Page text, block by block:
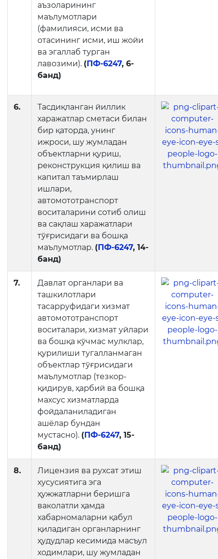
аъзоларининг
маълумотлари
(фамилияси, исми ва
отасининг исми, иш жойи
ва эгаллаб турган
лавозими). (ПФ-6247, 6-
банд)
6.
Тасдиқланган йиллик
харажатлар сметаси билан
бир қаторда, унинг
ижроси, шу жумладан
объектларни қуриш,
реконструкция қилиш ва
капитал таъмирлаш
ишлари,
автомототранспорт
воситаларини сотиб олиш
ва сақлаш харажатлари
тўғрисидаги ва бошқа
маълумотлар. (ПФ-6247, 14-
банд)
7.
Давлат органлари ва
ташкилотлари
тасарруфидаги хизмат
автомототранспорт
воситалари, хизмат уйлари
ва бошқа кўчмас мулклар,
қурилиши тугалланмаган
объектлар тўғрисидаги
маълумотлар (тезкор-
қидирув, ҳарбий ва бошқа
махсус хизматларда
фойдаланиладиган
ашёлар бундан
мустасно). (ПФ-6247, 15-
банд)
8.
Лицензия ва рухсат этиш
хусусиятига эга
ҳужжатларни беришга
ваколатли ҳамда
хабарномаларни қабул
қиладиган органларнинг
ҳудудлар кесимида масъул
ходимлари, шу жумладан